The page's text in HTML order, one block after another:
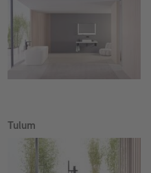
Tulum